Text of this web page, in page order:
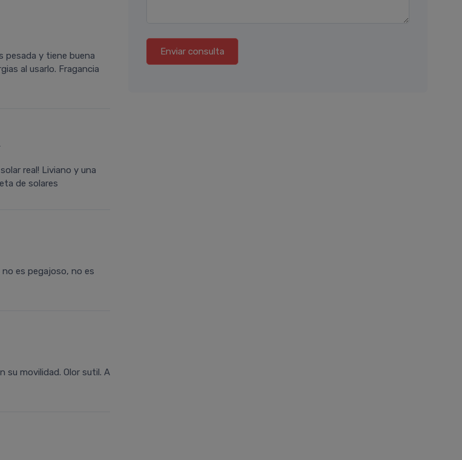
pesada y tiene buena
al usarlo. Fragancia
.
real! Liviano y una
de solares
es pegajoso, no es
su movilidad. Olor sutil. A
Enviar consulta